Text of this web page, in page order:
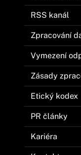
RSS kanál
Zpracování
Vymezení
Zásady
Etický kodex
PR články
Kariéra